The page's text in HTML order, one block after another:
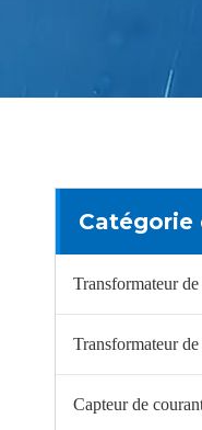
Transformateur
Capteur de